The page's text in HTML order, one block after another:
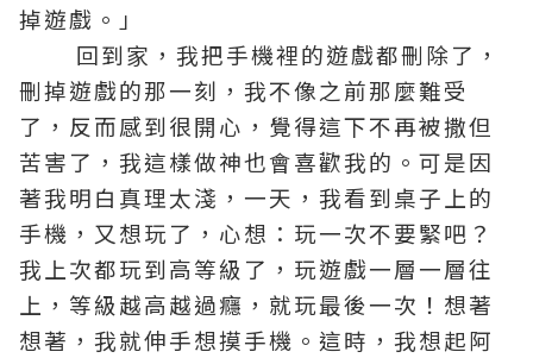
掉遊戲。」
回到家，我把手機裡的遊戲都刪除了，
刪掉遊戲的那一刻，我不像之前那麼難受
了，反而感到很開心，覺得這下不再被撒但
苦害了，我這樣做神也會喜歡我的。可是因
著我明白 真理太淺，一天，我看到桌子上的
手機，又想玩了，心想：玩一次不要緊吧？
我上次都玩到高等級了，玩遊戲一層一層往
上，等級越高越過癮，就玩最後一次！想著
想著，我就伸手想摸手機。這時，我想起阿